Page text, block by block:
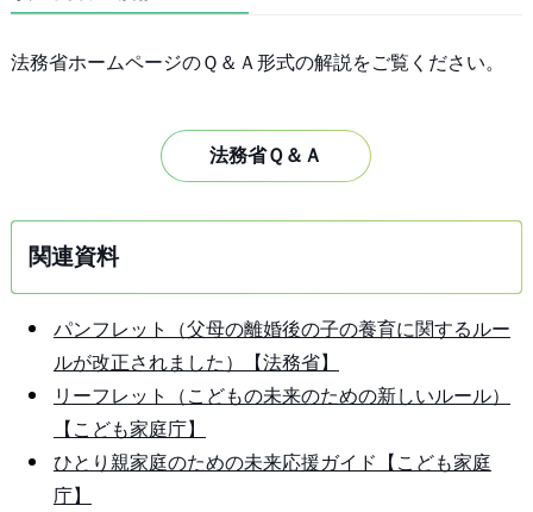
法務省ホームページのＱ＆Ａ形式の解説をご覧ください。
法務省Ｑ＆Ａ
関連資料
パンフレット（父母の離婚後の子の養育に関するルー
ルが改正されました）【法務省】
リーフレット（こどもの未来のための新しいルール）
【こども家庭庁】
ひとり親家庭のための未来応援ガイド【こども家庭
庁】